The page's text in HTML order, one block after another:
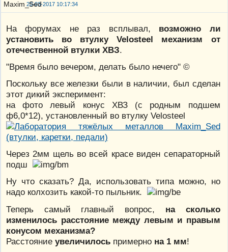
20-03-2017 10:17:34
На форумах не раз всплывал, возможно ли
установить во втулку Velosteel механизм от
отечественной втулки ХВЗ.
"Время было вечером, делать было нечего" ©
Поскольку все железки были в наличии, был сделан
этот дикий эксперимент:
на фото левый конус ХВЗ (с родным подшем
ф6,0*12), установленный во втулку Velosteel
Через 2мм щель во всей красе виден сепараторный
подш
Ну что сказать? Да, использовать типа можно, но
надо колхозить какой-то пыльник.
Теперь самый главный вопрос, на сколько
изменилось расстояние между левым и правым
конусом механизма?
Расстояние увеличилось примерно на 1 мм!